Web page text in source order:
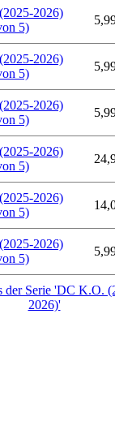
2026)
5)
2026)
5)
2026)
5)
2026)
5)
2026)
5)
2026)
5)
der Serie 'DC K.O.
2026)'